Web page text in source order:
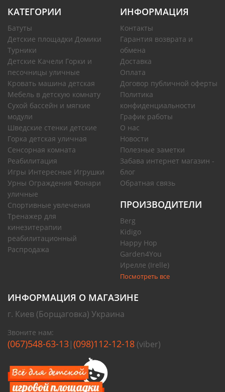
КАТЕГОРИИ
Батуты
Детские площадки Домики
Турники
Детские Качели Горки и
песочницы уличные
Кровать машина детская
Мебель в детскую комнату
Сухой бассейн и мягкие
модули
Шведские стенки детские
Горка детская уличная
Сенсорная комната
Реабилитация
Игры Интересные Игрушки
Урны Ограждения Фонари
уличные
Спортивные увлечения
Тренажер для
кинезитерапии
реабилитационный
Распродажа
ИНФОРМАЦИЯ
Контакты
Гарантия возврата и
обмена
Доставка
Оплата
Договор публичной оферты
Политика
конфиденциальности
График работы
О нас
Новости
Полезные заметки
Забава интернет магазин -
блог
Обратная связь
ПРОИЗВОДИТЕЛИ
Berg
Kidigo
Happy Hop
Garden4You
Ирелле (Irelle)
Посмотреть все
ИНФОРМАЦИЯ О МАГАЗИНЕ
г. Киев (Борщаговка) Украина
Звоните нам:
(067)548-63-13|(098)112-12-18 (viber)